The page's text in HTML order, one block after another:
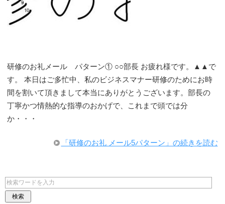
研修のお礼メール パターン① ○○部長 お疲れ様です。▲▲で
す。 本日はご多忙中、私のビジネスマナー研修のためにお時
間を割いて頂きまして本当にありがとうございます。部長の
丁寧かつ情熱的な指導のおかげで、これまで頭では分
か・・・
「研修のお礼 メール5パターン」の続きを読む